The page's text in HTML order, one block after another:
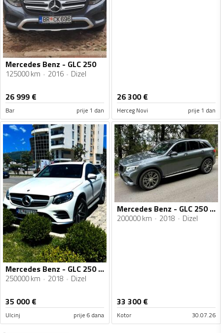
Mercedes Benz - GLC 250
125000 km 2016 Dizel
26 999 €
Bar prije 1 dan
26 300€
Herceg Novi prije 1 dan
Mercedes Benz - GLC 250 - 2.2
250000 km 2018 Dizel
35 000€
Ulcinj prije 6 dana
Mercedes Benz - GLC 250 - AMG 4 MATIC
200000 km 2018 Dizel
33 300€
Kotor 30.07.26